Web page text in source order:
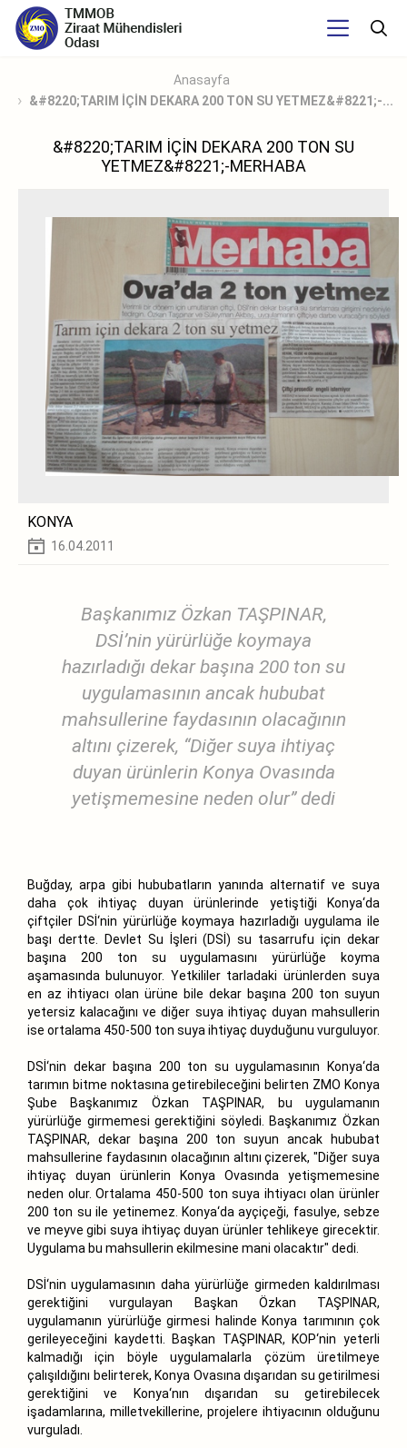
Anasayfa
&#8220;TARIM İÇİN DEKARA 200 TON SU YETMEZ&#8221;-...
&#8220;TARIM İÇİN DEKARA 200 TON SU
YETMEZ&#8221;-MERHABA
KONYA
16.04.2011
Başkanımız Özkan TAŞPINAR,
DSİ’nin yürürlüğe koymaya
hazırladığı dekar başına 200 ton su
uygulamasının ancak hububat
mahsullerine faydasının olacağının
altını çizerek, “Diğer suya ihtiyaç
duyan ürünlerin Konya Ovasında
yetişmemesine neden olur” dedi
Buğday, arpa gibi hububatların yanında alternatif ve suya
daha çok ihtiyaç duyan ürünlerinde yetiştiği Konya‘da
çiftçiler DSİ‘nin yürürlüğe koymaya hazırladığı uygulama ile
başı dertte. Devlet Su İşleri (DSİ) su tasarrufu için dekar
başına 200 ton su uygulamasını yürürlüğe koyma
aşamasında bulunuyor. Yetkililer tarladaki ürünlerden suya
en az ihtiyacı olan ürüne bile dekar başına 200 ton suyun
yetersiz kalacağını ve diğer suya ihtiyaç duyan mahsullerin
ise ortalama 450-500 ton suya ihtiyaç duyduğunu vurguluyor.
DSİ‘nin dekar başına 200 ton su uygulamasının Konya‘da
tarımın bitme noktasına getirebileceğini belirten ZMO Konya
Şube Başkanımız Özkan TAŞPINAR, bu uygulamanın
yürürlüğe girmemesi gerektiğini söyledi. Başkanımız Özkan
TAŞPINAR, dekar başına 200 ton suyun ancak hububat
mahsullerine faydasının olacağının altını çizerek, "Diğer suya
ihtiyaç duyan ürünlerin Konya Ovasında yetişmemesine
neden olur. Ortalama 450-500 ton suya ihtiyacı olan ürünler
200 ton su ile yetinemez. Konya‘da ayçiçeği, fasulye, sebze
ve meyve gibi suya ihtiyaç duyan ürünler tehlikeye girecektir.
Uygulama bu mahsullerin ekilmesine mani olacaktır" dedi.
DSİ‘nin uygulamasının daha yürürlüğe girmeden kaldırılması
gerektiğini vurgulayan Başkan Özkan TAŞPINAR,
uygulamanın yürürlüğe girmesi halinde Konya tarımının çok
gerileyeceğini kaydetti. Başkan TAŞPINAR, KOP‘nin yeterli
kalmadığı için böyle uygulamalarla çözüm üretilmeye
çalışıldığını belirterek, Konya Ovasına dışarıdan su getirilmesi
gerektiğini ve Konya‘nın dışarıdan su getirebilecek
işadamlarına, milletvekillerine, projelere ihtiyacının olduğunu
vurguladı.